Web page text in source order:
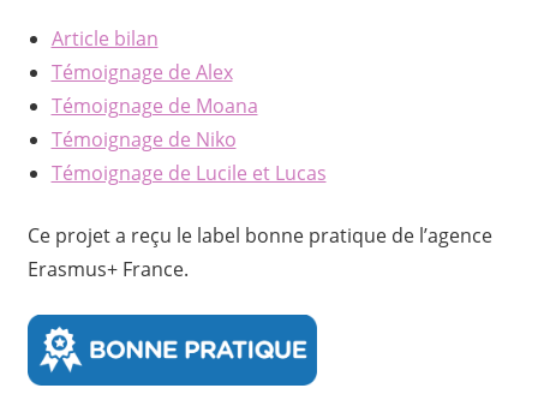
Article bilan
Témoignage de Alex
Témoignage de Moana
Témoignage de Niko
Témoignage de Lucile et Lucas
Ce projet a reçu le label bonne pratique de l’agence
Erasmus+ France.